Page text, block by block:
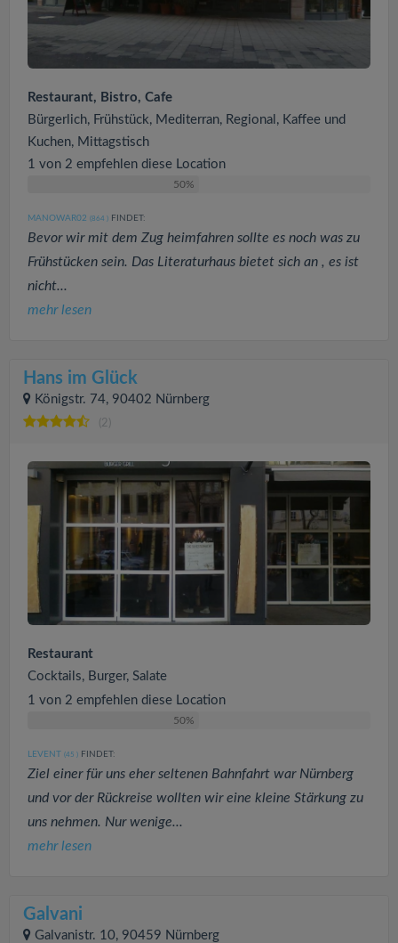
Restaurant, Bistro, Cafe
Bürgerlich, Frühstück, Mediterran, Regional, Kaffee und
Kuchen, Mittagstisch
1 von 2 empfehlen diese Location
50%
MANOWAR02 (864 ) FINDET:
Bevor wir mit dem Zug heimfahren sollte es noch was zu
Frühstücken sein. Das Literaturhaus bietet sich an , es ist
nicht...
mehr lesen
Hans im Glück
Königstr. 74, 90402 Nürnberg
(2)
Restaurant
Cocktails, Burger, Salate
1 von 2 empfehlen diese Location
50%
LEVENT (45 ) FINDET:
Ziel einer für uns eher seltenen Bahnfahrt war Nürnberg
und vor der Rückreise wollten wir eine kleine Stärkung zu
uns nehmen. Nur wenige...
mehr lesen
Galvani
Galvanistr. 10, 90459 Nürnberg